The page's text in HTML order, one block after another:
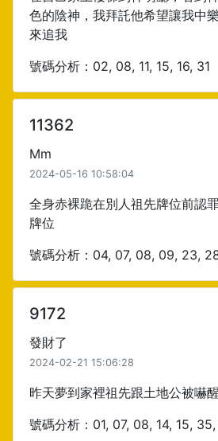
色的陰神，我拜託他希望讓我中
來追我
號碼分析：02, 08, 11, 15, 16, 31
11362
Mm
2024-05-16 10:58:04
全身赤裸跪在別人祖先牌位前認
牌位
號碼分析：04, 07, 08, 09, 23,
9172
發財了
2024-02-21 15:06:28
昨天夢到家裡祖先跟土地公被嚇
號碼分析：01, 07, 08, 14, 15,